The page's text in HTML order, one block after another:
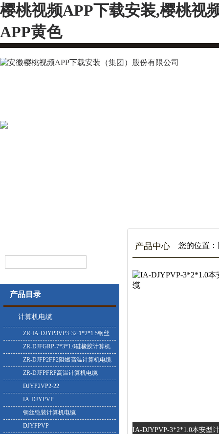
樱桃视频APP下载安装,樱桃视
APP黄色
产品目录
计算机电缆
ZR-IA-DJYP3VP3-32-1*2*1.5钢丝
铠装计算机电缆
ZR-DJFGRP-7*3*1.0硅橡胶计算机
电缆
ZR-DJFP2FP2阻燃高温计算机电缆
ZR-DJFPFRP高温计算机电缆
DJYP2VP2-22
IA-DJYPVP
钢丝铠装计算机电缆
DJYFPVP
产品中心 您的位置：
IA-DJYPVP-3*2*1.0本安型计